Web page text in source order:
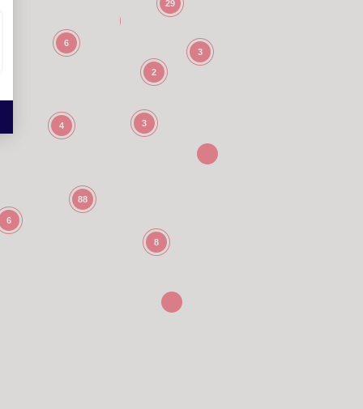
29
3
88
6
8
6
2
4
3